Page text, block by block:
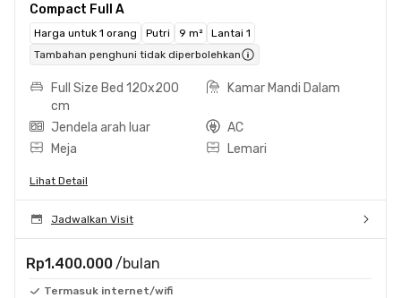
Compact Full A
Harga untuk 1 orang Putri 9 m²
Lantai 1
Tambahan penghuni tidak diperbolehkan
Full Size Bed 120x200
cm
Kamar Mandi Dalam
Jendela arah luar
AC
Meja
Lemari
Lihat Detail
Jadwalkan Visit
Rp1.400.000 /bulan
Termasuk internet/wifi